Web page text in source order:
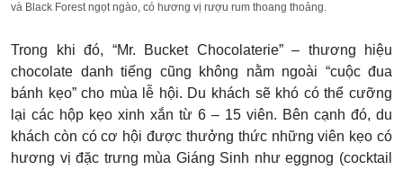
và Black Forest ngọt ngào, có hương vị rượu rum thoang thoảng.
Trong khi đó, “Mr. Bucket Chocolaterie” – thương hiệu
chocolate danh tiếng cũng không nằm ngoài “cuộc đua
bánh kẹo” cho mùa lễ hội. Du khách sẽ khó có thể cưỡng
lại các hộp kẹo xinh xắn từ 6 – 15 viên. Bên cạnh đó, du
khách còn có cơ hội được thưởng thức những viên kẹo có
hương vị đặc trưng mùa Giáng Sinh như eggnog (cocktail